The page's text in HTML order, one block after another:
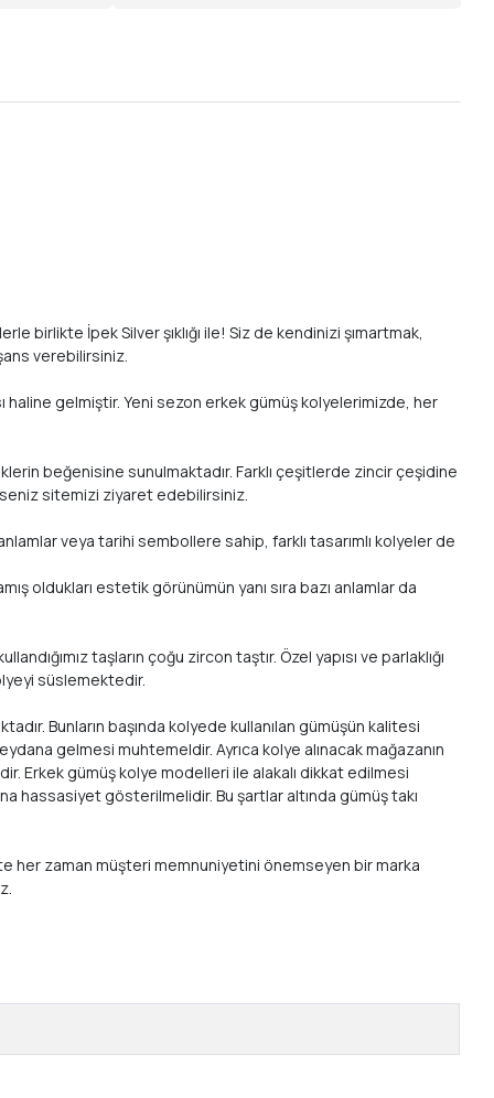
birlikte İpek Silver şıklığı ile! Siz de kendinizi şımartmak,
verebilirsiniz.
haline gelmiştir. Yeni sezon erkek gümüş kolyelerimizde, her
beğenisine sunulmaktadır. Farklı çeşitlerde zincir çeşidine
sitemizi ziyaret edebilirsiniz.
veya tarihi sembollere sahip, farklı tasarımlı kolyeler de
oldukları estetik görünümün yanı sıra bazı anlamlar da
taşların çoğu zircon taştır. Özel yapısı ve parlaklığı
süslemektedir.
Bunların başında kolyede kullanılan gümüşün kalitesi
gelmesi muhtemeldir. Ayrıca kolye alınacak mağazanın
Erkek gümüş kolye modelleri ile alakalı dikkat edilmesi
hassasiyet gösterilmelidir. Bu şartlar altında gümüş takı
her zaman müşteri memnuniyetini önemseyen bir marka